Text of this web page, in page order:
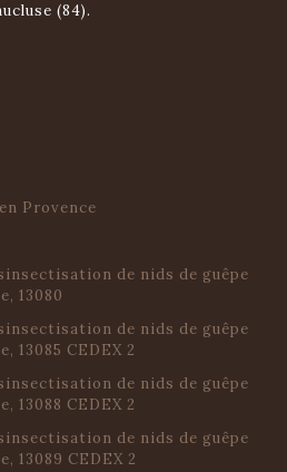
(84).
Provence
de nids de guêpe
13080
de nids de guêpe
13085 CEDEX 2
de nids de guêpe
13088 CEDEX 2
de nids de guêpe
13089 CEDEX 2